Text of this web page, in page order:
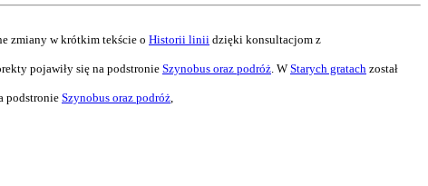
zmiany w krótkim tekście o Historii linii dzięki konsultacjom z
pojawiły się na podstronie Szynobus oraz podróż. W Starych gratach został
podstronie Szynobus oraz podróż,